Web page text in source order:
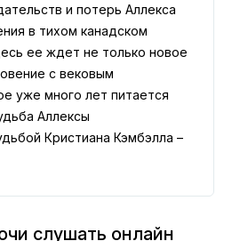
и потерь Аллекса
в тихом канадском
ее ждет не только новое
с вековым
уже много лет питается
Аллексы
Кристиана Кэмбэлла –
чье мертвое сердце
Когда город захлестывает
слушать онлайн